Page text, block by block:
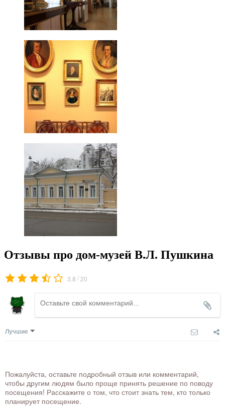
Отзывы про дом-музей В.Л. Пушкина
3.8 /20
Лучшие
Пожалуйста, оставьте подробный отзыв или комментарий,
чтобы другим людям было проще принять решение по поводу
посещения! Расскажите о том, что стоит знать тем, кто только
планирует посещение.